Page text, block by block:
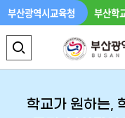
부산광역시교육청 부산학
색
영
학교가 원하는,